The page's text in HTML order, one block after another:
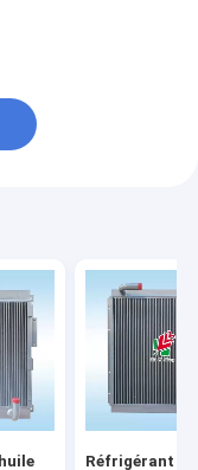
Réfrigérant à